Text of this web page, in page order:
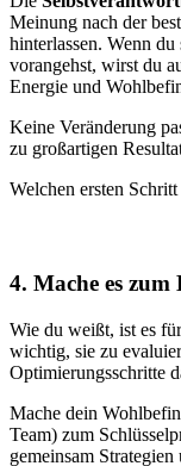
Meinung nach der
hinterlassen. Wenn
vorangehst, wirst du
Energie und
Keine Veränderung
zu großartigen
Welchen ersten
4. Mache es zum
Wie du weißt, ist es
wichtig, sie zu
Optimierungsschritte
Mache dein
Team) zum
gemeinsam